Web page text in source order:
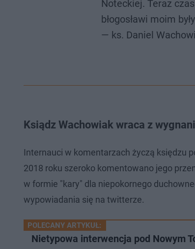
Noteckiej. Teraz
błogosławi moim
— ks. Daniel
Ksiądz Wachowiak wraca z
Internauci w komentarzach życzą księdzu
2018 roku szeroko komentowano jego
w formie "kary" dla niepokornego
wypowiadania się na twitterze.
POLECANY ARTYKUŁ:
Nietypowa interwencja pod Nowym